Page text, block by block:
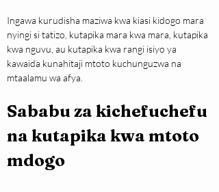
Ingawa kurudisha maziwa kwa kiasi kidogo mara
nyingi si tatizo, kutapika mara kwa mara, kutapika
kwa nguvu, au kutapika kwa rangi isiyo ya
kawaida kunahitaji mtoto kuchunguzwa na
mtaalamu wa afya.
Sababu za kichefuchefu
na kutapika kwa mtoto
mdogo